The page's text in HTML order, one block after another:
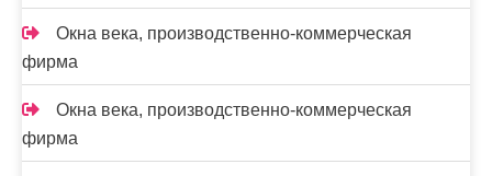
Окна века, производственно-коммерческая
фирма
Окна века, производственно-коммерческая
фирма